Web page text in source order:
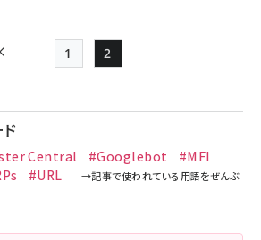
送
り
前ページ Page
1
Page
2
Central #Googlebot
#MFI
#URL